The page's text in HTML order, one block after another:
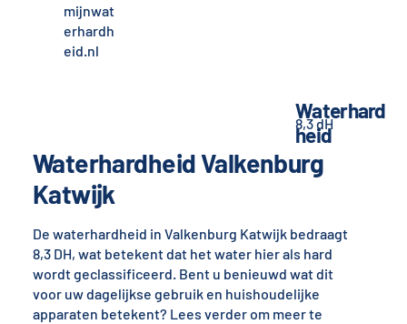
mijnwat
erhardh
eid.nl
Waterhardheid Valkenburg
Katwijk
De waterhardheid in Valkenburg Katwijk bedraagt
8,3 DH, wat betekent dat het water hier als hard
wordt geclassificeerd. Bent u benieuwd wat dit
voor uw dagelijkse gebruik en huishoudelijke
apparaten betekent? Lees verder om meer te
Waterhard
heid
8,3 dH